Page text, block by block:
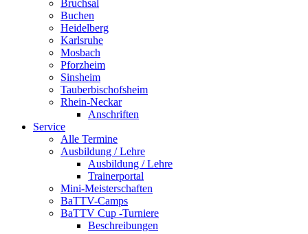
Bruchsal
Buchen
Heidelberg
Karlsruhe
Mosbach
Pforzheim
Sinsheim
Tauberbischofsheim
Rhein-Neckar
Anschriften
Service
Alle Termine
Ausbildung / Lehre
Ausbildung / Lehre
Trainerportal
Mini-Meisterschaften
BaTTV-Camps
BaTTV Cup -Turniere
Beschreibungen